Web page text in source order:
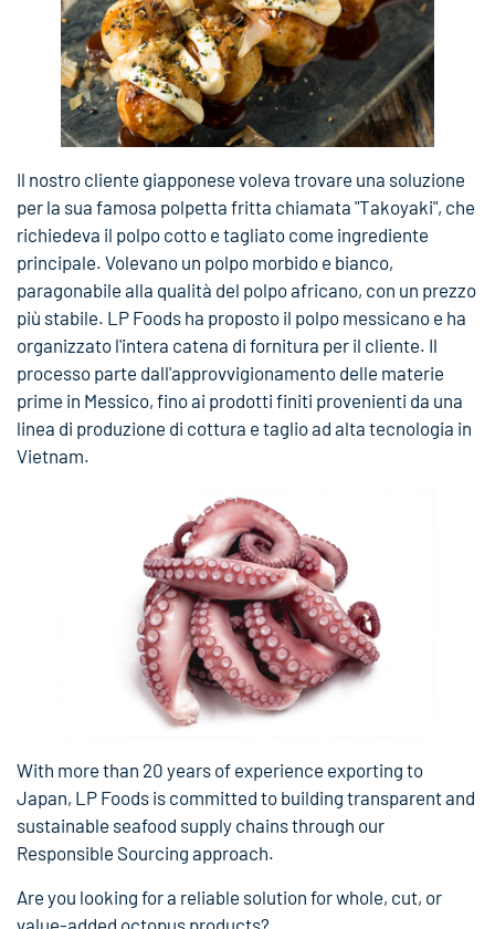
Il nostro cliente giapponese voleva trovare una soluzione
per la sua famosa polpetta fritta chiamata "Takoyaki", che
richiedeva il polpo cotto e tagliato come ingrediente
principale. Volevano un polpo morbido e bianco,
paragonabile alla qualità del polpo africano, con un prezzo
più stabile. LP Foods ha proposto il polpo messicano e ha
organizzato l'intera catena di fornitura per il cliente. Il
processo parte dall'approvvigionamento delle materie
prime in Messico, fino ai prodotti finiti provenienti da una
linea di produzione di cottura e taglio ad alta tecnologia in
Vietnam.
With more than 20 years of experience exporting to
Japan, LP Foods is committed to building transparent and
sustainable seafood supply chains through our
Responsible Sourcing approach.
Are you looking for a reliable solution for whole, cut, or
value-added octopus products?